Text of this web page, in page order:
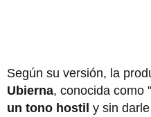
Según su versión, la
Ubierna, conocida como
un tono hostil y sin